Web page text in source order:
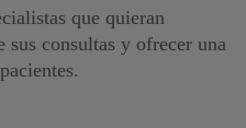
que quieran
sus consultas y ofrecer una